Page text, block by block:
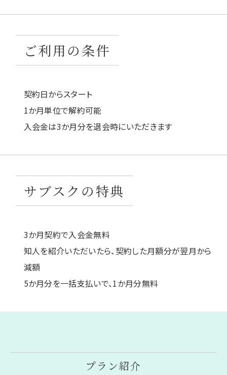
ご利用の条件
契約日からスタート
1か月単位で解約可能
入会金は3か月分を退会時にいただきます
サブスクの特典
3か月契約で入会金無料
知人を紹介いただいたら、契約した月額分が翌月から
減額
5か月分を一括支払いで、1か月分無料
プラン紹介